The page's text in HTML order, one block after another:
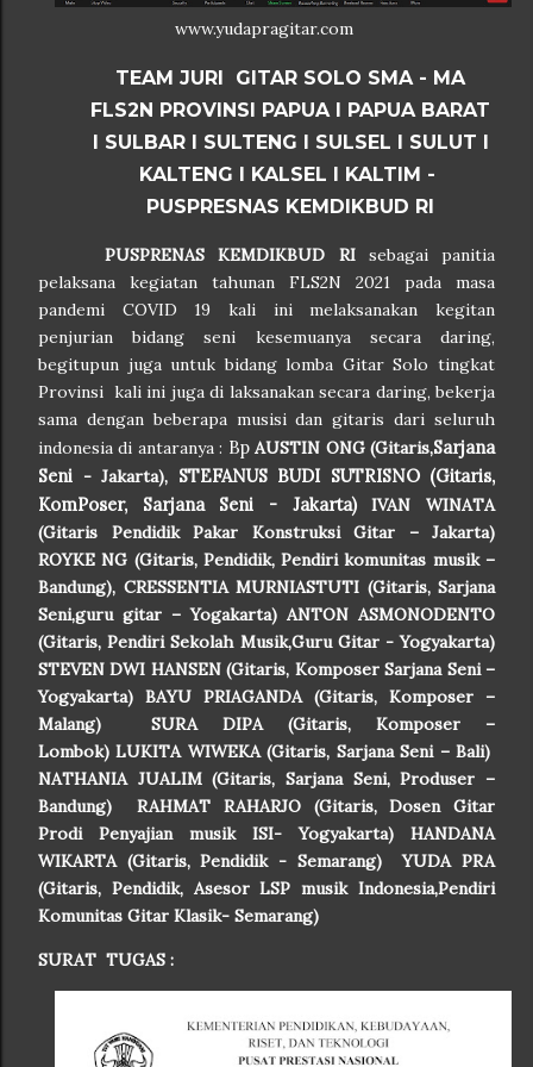
www.yudapragitar.com
TEAM JURI GITAR SOLO SMA - MA
FLS2N PROVINSI PAPUA I PAPUA BARAT
I SULBAR I SULTENG I SULSEL I SULUT I
KALTENG I KALSEL I KALTIM -
PUSPRESNAS KEMDIKBUD RI
PUSPRENAS KEMDIKBUD RIsebagai panitia
pelaksana kegiatan tahunan FLS2N 2021 pada masa
pandemi COVID 19 kali ini melaksanakan kegitan
penjurian bidang seni kesemuanya secara daring,
begitupun juga untuk bidang lomba Gitar Solo tingkat
Provinsi kali ini juga di laksanakan secara daring, bekerja
sama dengan beberapa musisi dan gitaris dari seluruh
indonesia di antaranya : BpAUSTIN ONG (Gitaris,Sarjana
Seni - Jakarta), STEFANUS BUDI SUTRISNO (Gitaris,
KomPoser, Sarjana Seni - Jakarta)IVAN WINATA
(Gitaris Pendidik Pakar Konstruksi Gitar – Jakarta)
ROYKE NG (Gitaris, Pendidik, Pendiri komunitas musik –
Bandung), CRESSENTIA MURNIASTUTI (Gitaris, Sarjana
Seni,guru gitar – Yogakarta) ANTON ASMONODENTO
(Gitaris, Pendiri Sekolah Musik,Guru Gitar - Yogyakarta)
STEVEN DWI HANSEN (Gitaris, Komposer Sarjana Seni –
Yogyakarta) BAYU PRIAGANDA (Gitaris, Komposer –
Malang) SURA DIPA (Gitaris, Komposer –
Lombok)LUKITA WIWEKA (Gitaris, Sarjana Seni – Bali)
NATHANIA JUALIM (Gitaris, Sarjana Seni, Produser –
Bandung) RAHMAT RAHARJO (Gitaris, Dosen Gitar
Prodi Penyajian musik ISI- Yogyakarta) HANDANA
WIKARTA (Gitaris, Pendidik - Semarang) YUDA PRA
(Gitaris, Pendidik, Asesor LSP musik Indonesia,Pendiri
Komunitas Gitar Klasik- Semarang)
SURAT TUGAS :